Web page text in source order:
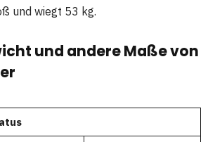
und wiegt 53 kg.
und andere Maße von